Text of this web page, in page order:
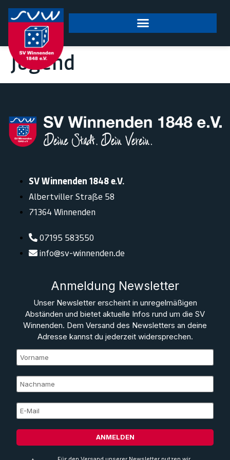
springen
Jugend
SV Winnenden 1848 e.V.
Albertviller Straße 58
71364 Winnenden
07195 583550
info@sv-winnenden.de
Anmeldung Newsletter
Unser Newsletter erscheint in unregelmäßigen
Abständen und bietet aktuelle Infos rund um die SV
Winnenden. Dem Versand des Newsletters an deine
Adresse kannst du jederzeit widersprechen.
ANMELDEN